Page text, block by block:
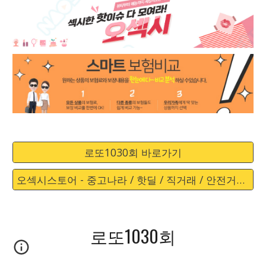
로또1030회 바로가기
오섹시스토어 - 중고나라 / 핫딜 / 직거래 / 안전거래 바로가기
로또1030회